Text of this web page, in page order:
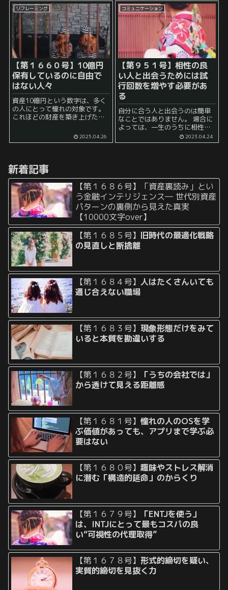
なのか？ その主な目的は、植え
替えによって土を新しく入れ替
え...
入という言...
リフレーミング
【第１６６０号】 10億円
保有しているのに自由で
はない人々
資産10億円という数字は、多く
の人にとって憧れの対象です。
これほどの財産を築き上げたの
からは完全に解放され、誰もが
自由に生きているものと考えが
に...
2025.04.26
コミュニケーション
【第９５１号】相性の良
い人と出会うためには試
行回数を増やす必要があ
る
自分に合う人と出会うのは簡単
なことではありません。 場合に
よっては、一生のうちに相性の
良い人とは出会えない可能性す
らあります。 相性の良い人と出
2023.04.24
新着記事
【第１６８６号】「資産裏読み」とい
う金融インテリジェンス― 世代別資産
パターンの裏側から見えた真実
【10000文字over】
【第１６８５号】 旧時代の最適化戦略
の見直しと断捨離
【第１６８４号】人はたくさんいても
通じ合えない職場
【第１６８３号】現象形態だけをみて
いると本質を勘違いする
【第１６８２号】
「うちの会社では」
から透けて見える距離感
【第１６８１号】憧れの人のOSを学
ぶ価値があっても、アプリまで学ぶ必
要はない
【第１６８０号】趣味やストレス解消
に潜む「構造的延命」のからくり
【第１６７９号】
「ENTJを使う」
は、INTJにとって最もコスパの良
い“可視性の代理取得”
【第１６７８号】形式的締切を疑い、
実質的締切を見抜く力